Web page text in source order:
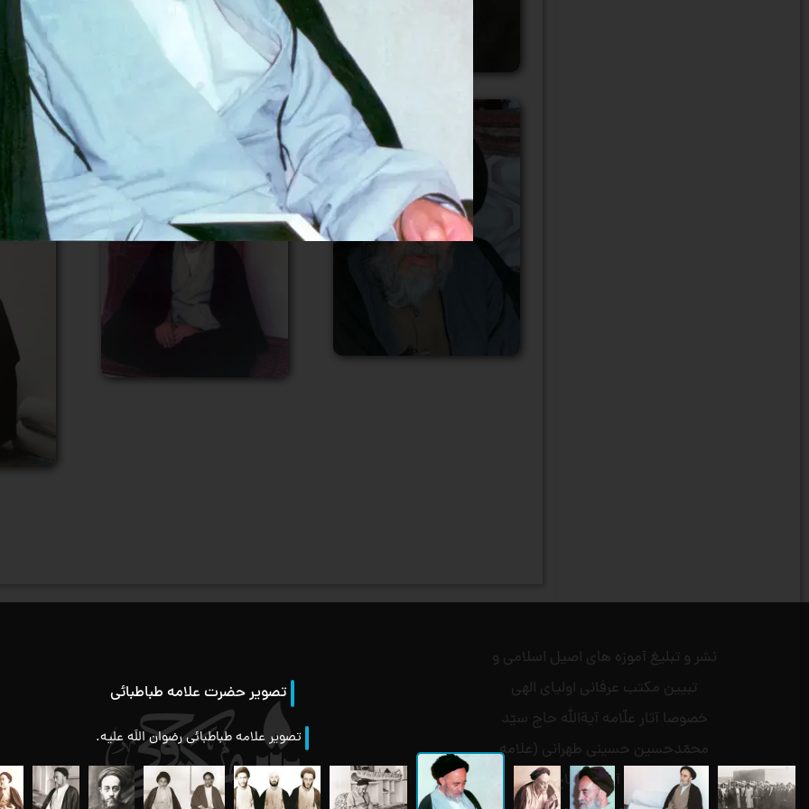
تصویر حضرت علامه طباطبائی
تصویر علامه طباطبائی رضوان اللَه علیه.
نشر و تبلیغ آموزه های اصیل اسلامی و
تبیین مکتب عرفانی اولیای الهی
خصوصا آثار علّامه آیةالله حاج سیّد
محمّدحسین حسینی طهرانی (علامه
طهرانی) .و آیةالله حاج سیّد